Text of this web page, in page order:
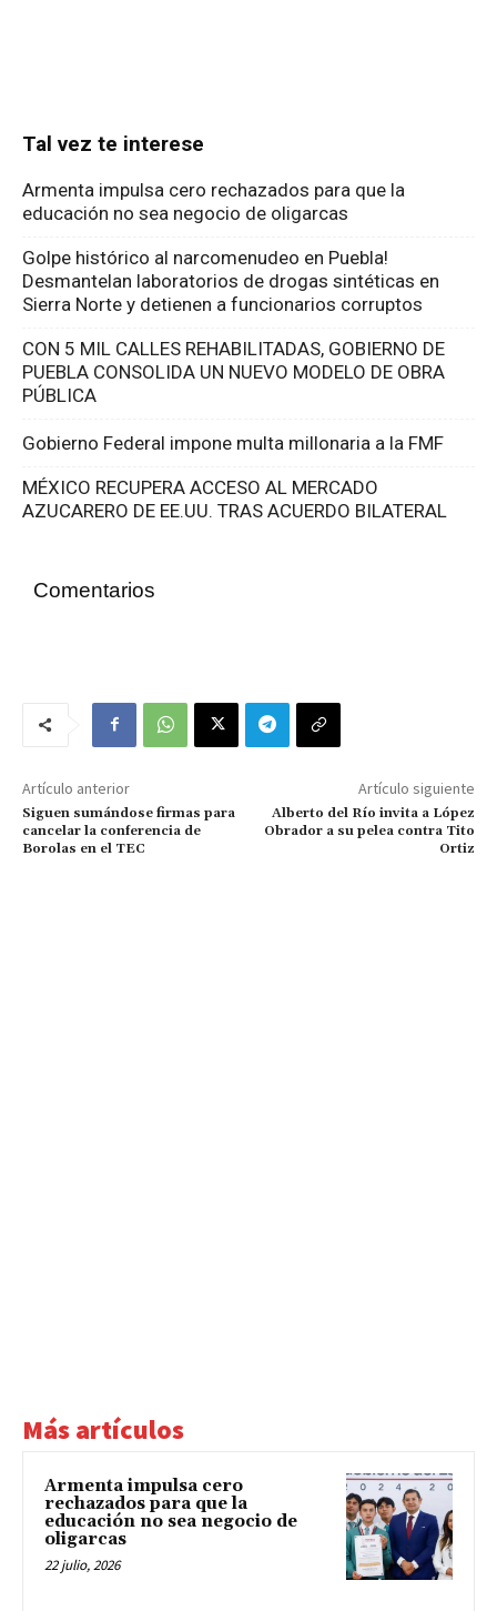
Tal vez te interese
Armenta impulsa cero rechazados para que la
educación no sea negocio de oligarcas
Golpe histórico al narcomenudeo en Puebla!
Desmantelan laboratorios de drogas sintéticas en
Sierra Norte y detienen a funcionarios corruptos
CON 5 MIL CALLES REHABILITADAS, GOBIERNO DE
PUEBLA CONSOLIDA UN NUEVO MODELO DE OBRA
PÚBLICA
Gobierno Federal impone multa millonaria a la FMF
MÉXICO RECUPERA ACCESO AL MERCADO
AZUCARERO DE EE.UU. TRAS ACUERDO BILATERAL
Comentarios
Artículo anterior
Siguen sumándose firmas para
cancelar la conferencia de
Borolas en el TEC
Artículo siguiente
Alberto del Río invita a López
Obrador a su pelea contra Tito
Ortiz
Más artículos
Armenta impulsa cero
rechazados para que la
educación no sea negocio de
oligarcas
22 julio, 2026